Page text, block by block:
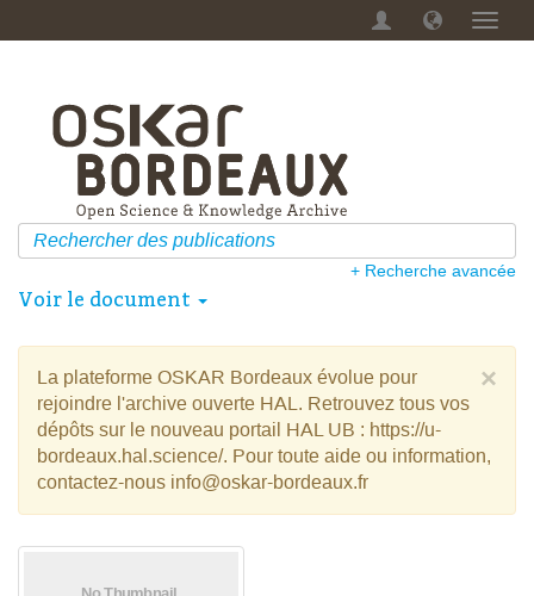
Menu
+ Recherche avancée
Voir le document
×
La plateforme OSKAR Bordeaux évolue pour
rejoindre l'archive ouverte HAL. Retrouvez tous vos
dépôts sur le nouveau portail HAL UB : https://u-
bordeaux.hal.science/. Pour toute aide ou information,
contactez-nous info@oskar-bordeaux.fr